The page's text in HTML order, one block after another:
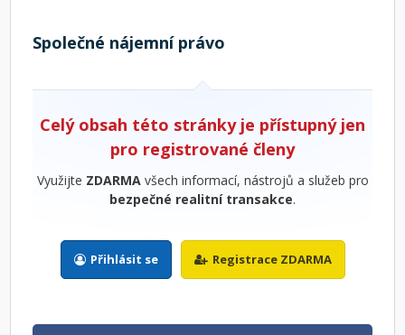
Společné nájemní právo
Celý obsah této stránky je přístupný jen
pro registrované členy
Využijte ZDARMAvšech informací, nástrojů a služeb pro
bezpečné realitní transakce.
Přihlásit se Registrace ZDARMA